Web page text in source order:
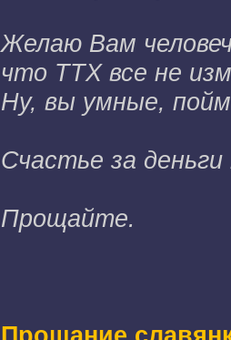
Желаю Вам
что ТТХ все не
Ну, вы умные,
Счастье за
Прощайте.